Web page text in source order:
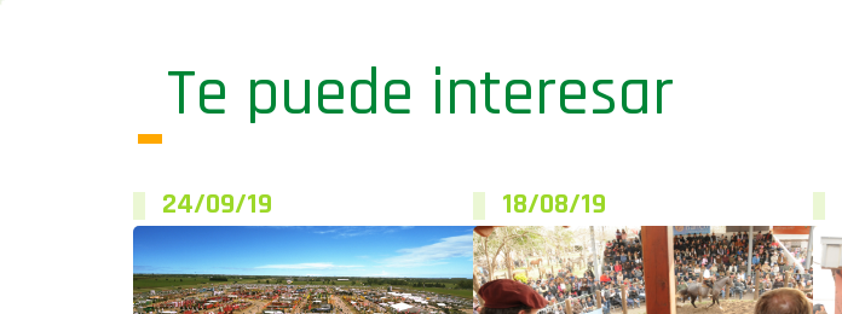
Te puede interesar
24/09/19 18/08/19